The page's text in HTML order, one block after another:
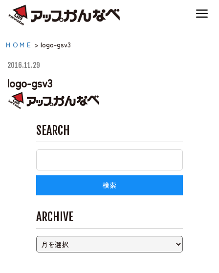
logo-gsv3|【公式】アップ
かんなべ｜兵庫県豊岡
市・関西 アウトドア・
キャンプ場・熱気球・高
原アクティビティ
夏のスキー場も「かなり遊べる」！
神鍋高原アクティビティ
交通アクセス
神鍋高原体育館
ＨＯＭＥ > logo-gsv3
2016.11.29
logo-gsv3
SEARCH
ARCHIVE